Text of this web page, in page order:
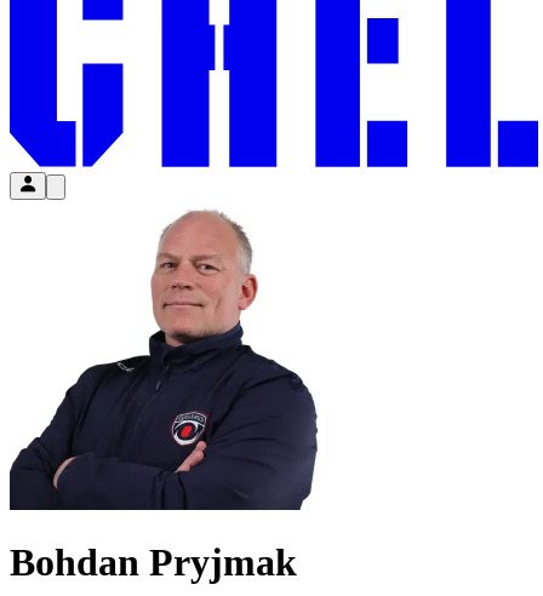
Bohdan Pryjmak​​​​‌ ‍ ​‍​‍‌‍ ‌ ​‍‌‍‍‌‌‍‌ ‌‍‍‌‌‍ ‍​‍​‍​ ‍‍​‍​‍‌ ​ ‌‍​‌‌‍ ‍‌‍‍‌‌ ‌​‌ ‍‌​‍ ‍‌‍‍‌‌‍ ​‍​‍​‍ ​​‍​‍‌‍‍​‌ ​‍‌‍‌‌‌‍‌‍​‍​‍​ ‍‍​‍​‍‌‍‍​‌ ‌​‌ ‌​‌ ​​‌ ​ ​ ‍‍​‍ ​‍ ‌‍​ ‌‍‍​‌‍‌‌‌‍ ​‌ ​ ‌‍‌‌‌‍​‌‌ ​​‌‍‍‌‌‍‌‌‌ ​‍‌ ​ ​‍ ‍‌ ​ ‌‍​‌‌‍ ‍‌‍‍‌‌ ‌​‌ ‍‌​‍ ‍‌ ​ ‌ ‌​‌ ‌‌‌‍‌​‌‍‍‌‌‍ ​‍ ‌‍‍‌‌‍ ‍‌ ‌​‌‍‌‌‌‍ ‍‌ ‌​​‍ ‌‍‌‌‌‍‌​‌‍‍‌‌ ‌​​‍ ‌‍ ‌‌‍ ‌‍‌​‌‍‌‌​ ‌‌ ​​‌ ​‍‌‍‌‌‌ ​ ‌‍‌‌‌‍ ‍‌ ‌​‌‍​‌‌ ‌​‌‍‍‌‌‍ ‌‍ ‍​ ‍ ‌‍‍‌‌‍‌​​ ‌​ ‌‍‌‍​‌‌‍​‍​ ‍​‌‍​ ‌‍‌​‌‍​‍​ ‍​​‍ ‌‌‍‌​​ ‌‍‌‍‌​​ ​ ​‍ ‌​ ‌​​ ‍​​ ​‍​ ‌‍​‍ ‌‌‍​‍​ ​ ‌‍​ ‌‍‌​​‍ ‌‌‍​‍‌‍​ ​ ‌‍​ ‌​‌‍‌‍‌‍‌‌‌‍‌​​ ‌‍​ ​​‌‍‌‍‌‍​‍​ ‌ ​ ‍ ‌ ‌​‌ ‍‌‌ ​​‌‍‌‌​ ‌‌‍​ ‌‍ ‌‍​‌‌‍​ ‌‍‍​​ ‍ ‌ ​​‌‍​‌‌ ‌​‌‍‍​​ ‌‌‍ ‍‌‍​‌‌‍ ‌‌‍‌‌​ ‌‍​‍‌‍​‌‌ ​ ‌‍‌‌‌‌‌‌‌ ​‍‌‍ ​​ ‌‌‍‍​‌ ‌​‌ ‌​‌ ​​‌ ​ ​‍‌‌​ ​ ‌​​‌​‍‌‌​ ​‍‌​‌‍​‍‌‌​ ​‍‌​‌‍‌‍​ ‌‍‍​‌‍‌‌‌‍ ​‌ ​ ‌‍‌‌‌‍​‌‌ ​​‌‍‍‌‌‍‌‌‌ ​‍‌ ​ ​‍ ‍‌ ​ ‌‍​‌‌‍ ‍‌‍‍‌‌ ‌​‌ ‍‌​‍ ‍‌ ​ ‌ ‌​‌ ‌‌‌‍‌​‌‍‍‌‌‍ ​‍‌‍‌‍‍‌‌‍‌​​ ‌​ ‌‍‌‍​‌‌‍​‍​ ‍​‌‍​ ‌‍‌​‌‍​‍​ ‍​​‍ ‌‌‍‌​​ ‌‍‌‍‌​​ ​ ​‍ ‌​ ‌​​ ‍​​ ​‍​ ‌‍​‍ ‌‌‍​‍​ ​ ‌‍​ ‌‍‌​​‍ ‌‌‍​‍‌‍​ ​ ‌‍​ ‌​‌‍‌‍‌‍‌‌‌‍‌​​ ‌‍​ ​​‌‍‌‍‌‍​‍​ ‌ ​‍‌‍‌ ‌​‌ ‍‌‌ ​​‌‍‌‌​ ‌‌‍​ ‌‍ ‌‍​‌‌‍​ ‌‍‍​​‍‌‍‌ ​​‌‍​‌‌ ‌​‌‍‍​​ ‌‌‍ ‍‌‍​‌‌‍ ‌‌‍‌‌​‍‌‍‌ ​​‌‍‌‌‌ ​‍‌ ​ ‌ ​​‌‍‌‌‌‍​ ‌ ‌​‌‍‍‌‌ ‌‍‌‍‌‌​ ‌‌ ​​‌ ‌‌‌‍​‍‌‍ ​‌‍‍‌‌ ​ ‌‍‍​‌‍‌‌‌‍‌​​‍​‍‌ ‌